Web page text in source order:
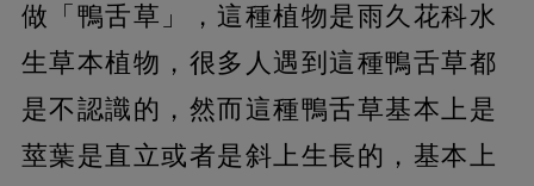
做「鴨舌草」，這種植物是雨久花科水
生草本植物，很多人遇到這種鴨舌草都
是不認識的，然而這種鴨舌草基本上是
莖葉是直立或者是斜上生長的，基本上